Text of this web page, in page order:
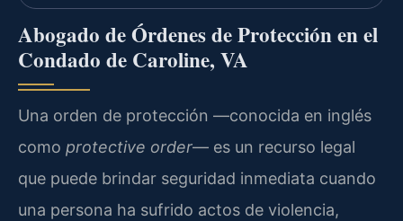
Abogado de Órdenes de Protección en el
Condado de Caroline, VA
Una orden de protección —conocida en inglés
como protective order— es un recurso legal
que puede brindar seguridad inmediata cuando
una persona ha sufrido actos de violencia,